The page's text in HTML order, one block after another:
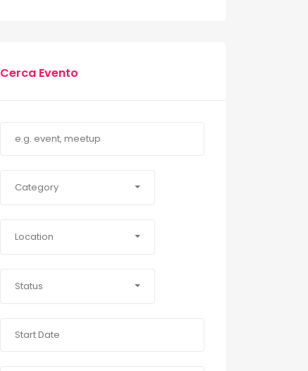
Cerca Evento
Category
Location
Status